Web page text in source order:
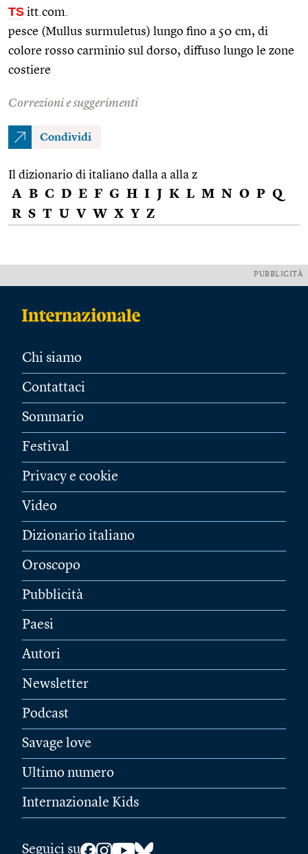
TS itt.com.
pesce (Mullus surmuletus) lungo fino a 50 cm, di
colore rosso carminio sul dorso, diffuso lungo le zone
costiere
Correzioni e suggerimenti
Condividi
Il dizionario di italiano dalla a alla z
A B C D E F G H I J K L M N O P Q
R S T U V W X Y Z
PUBBLICITÀ
Chi siamo
Contattaci
Sommario
Festival
Privacy e cookie
Video
Dizionario italiano
Oroscopo
Pubblicità
Paesi
Autori
Newsletter
Podcast
Savage love
Ultimo numero
Internazionale Kids
Seguici su